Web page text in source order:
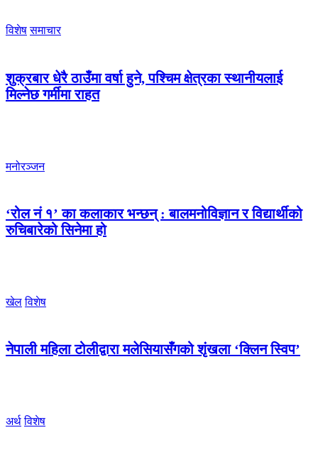
विशेष समाचार
शुक्रबार धेरै ठाउँमा वर्षा हुने, पश्चिम क्षेत्रका स्थानीयलाई
मिल्नेछ गर्मीमा राहत
मनोरञ्जन
‘रोल नं १’ का कलाकार भन्छन् : बालमनोविज्ञान र विद्यार्थीको
रुचिबारेको सिनेमा हो
खेल विशेष
नेपाली महिला टोलीद्वारा मलेसियासँगको शृंखला ‘क्लिन स्विप’
अर्थ विशेष